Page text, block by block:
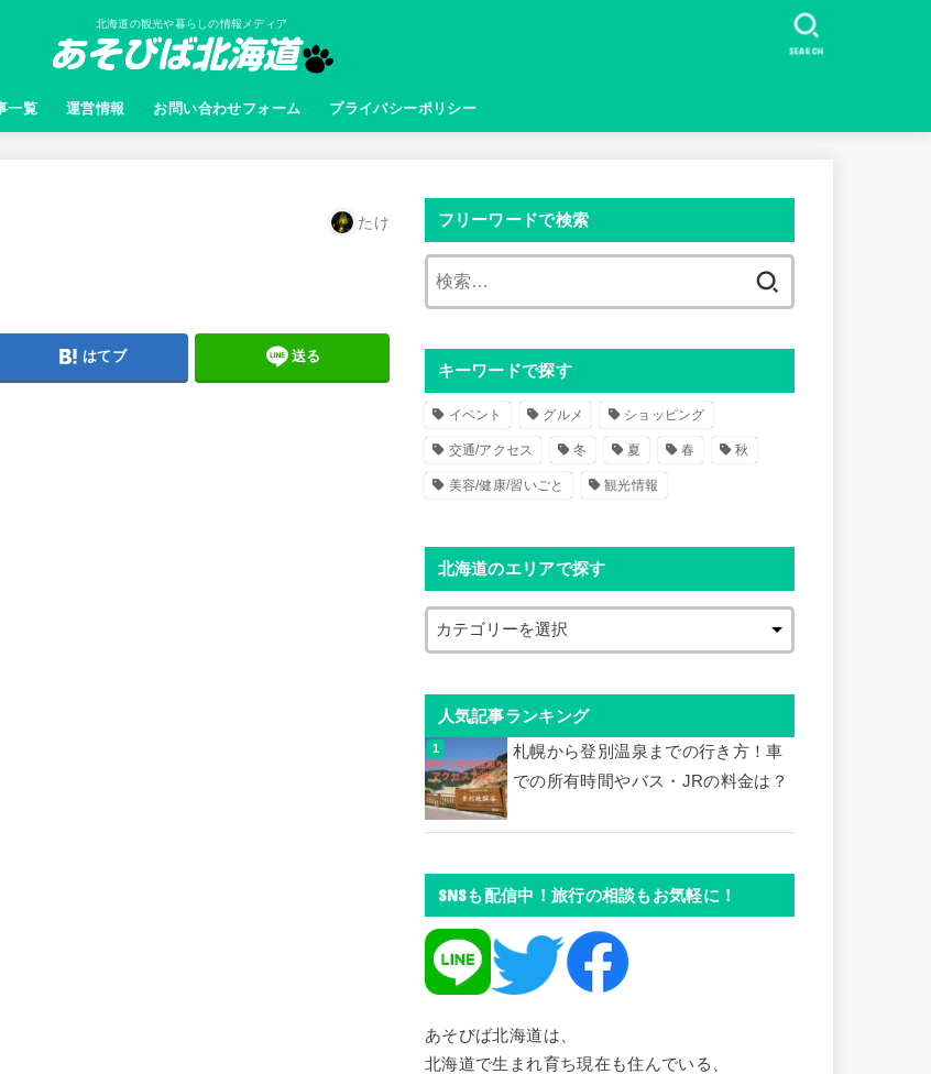
北海道の観光や暮らしの情報メディア
一覧 運営情報 お問い合わせフォーム プライバシーポリシー
SEARCH
たけ
はてブ 送る
フリーワードで検索
キーワードで探す
イベント グルメ ショッピング
交通/アクセス 冬 夏 春 秋
美容/健康/習いごと 観光情報
北海道のエリアで探す
人気記事ランキング
札幌から登別温泉までの行き方！車
での所有時間やバス・JRの料金は？
SNSも配信中！旅行の相談もお気軽に！
あそびば北海道は、
北海道で生まれ育ち現在も住んでいる、